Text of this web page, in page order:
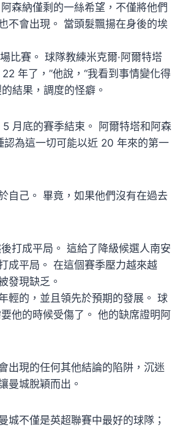
森納僅剩的一絲希望，不僅將他們
不會出現。 當頭髮飄揚在身後的埃
比賽。 球隊教練米克爾·阿爾特塔
年了，”他說，“我看到事情變化得
結果，調度的怪癖。
月底的賽季結束。 阿爾特塔和阿森
為這一切可能以近 20 年來的第一
自己。 畢竟，如果他們沒有在過去
打成平局。 這給了降級候選人南安
成平局。 在這個賽季壓力越來越
發現缺乏。
輕的，並且領先於預期的發展。 球
他的時候受傷了。 他的缺席證明阿
出現的任何其他結論的陷阱，沉迷
城脫穎而出。
城不僅是英超聯賽中最好的球隊；